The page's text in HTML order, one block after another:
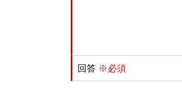
回答 ※必須